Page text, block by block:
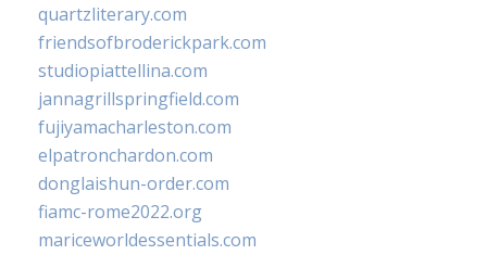
quartzliterary.com
friendsofbroderickpark.com
studiopiattellina.com
jannagrillspringfield.com
fujiyamacharleston.com
elpatronchardon.com
donglaishun-order.com
fiamc-rome2022.org
mariceworldessentials.com